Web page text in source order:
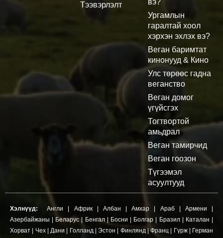
Тээвэрлэлт
Ургамлын
гаралтай хоол
хэрхэн эхлэх вэ?
Веган баримтат
кинонууд & Кино
Улс төрөөс гадна
веганство
Веган домог
үгүйсгэх
Тогтвортой
амьдрал
Веган тамирчид
Веган гоозон
Түгээмэл
асуултууд
Хэлнүүд: Англи | Африк| Албан |Амхар | Араб| Армени |
Азербайжаны | Беларус| Бенгал| Босни | Болгар | Бразил| Каталан |
Хорват | Чех| Дани | Голланд | Эстон | Финлянд|Франц | Гүрж| Герман